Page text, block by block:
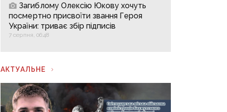
Загиблому Олексію Юкову хочуть
посмертно присвоїти звання Героя
України: триває збір підписів
7 серпня, 06:48
АКТУАЛЬНЕ